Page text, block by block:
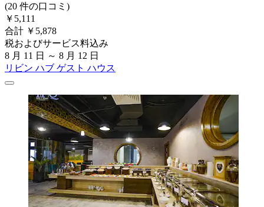
(20 件の口コミ)
￥5,111
合計 ￥5,878
税およびサービス料込み
8 月 11 日 ～ 8 月 12 日
リビン ハブ ゲスト ハウス